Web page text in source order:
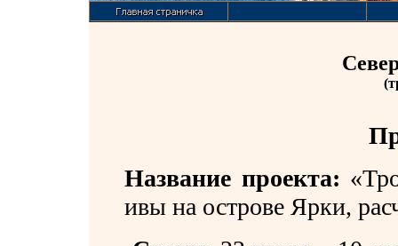
Название проекта:
ивы на острове Ярки,